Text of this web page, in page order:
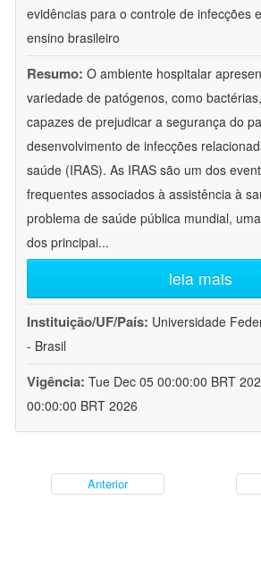
evidências para o controle de infecções
ensino brasileiro
Resumo: O ambiente hospitalar
variedade de patógenos, como
capazes de prejudicar a segurança do
desenvolvimento de infecções
saúde (IRAS). As IRAS são um dos
frequentes associados à assistência à
problema de saúde pública mundial,
dos principai...
leia mais
Instituição/UF/País: Universidade
- Brasil
Vigência: Tue Dec 05 00:00:00 BRT
00:00:00 BRT 2026
Anterior